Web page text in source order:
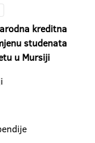
kreditna
studenata
u Mursiji